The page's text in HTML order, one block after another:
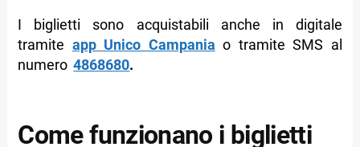
I biglietti sono acquistabili anche in digitale
tramite app Unico Campania o tramite SMS al
numero4868680.
Come funzionano i biglietti